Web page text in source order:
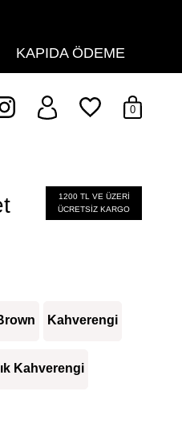
ÖDEME
0
1200 TL VE ÜZERİ
ÜCRETSİZ KARGO
Kahverengi
Kahverengi